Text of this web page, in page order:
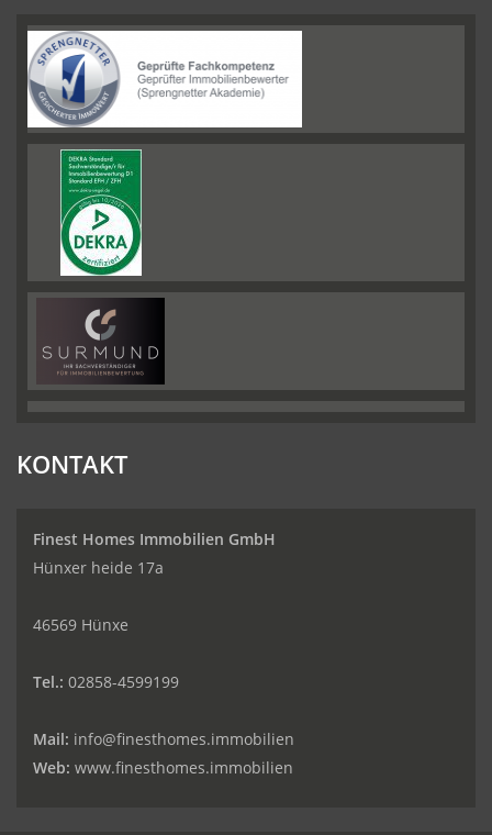
KONTAKT
Finest Homes Immobilien GmbH
Hünxer heide 17a
46569 Hünxe
Tel.: 02858-4599199
Mail: info@finesthomes.immobilien
Web: www.finesthomes.immobilien